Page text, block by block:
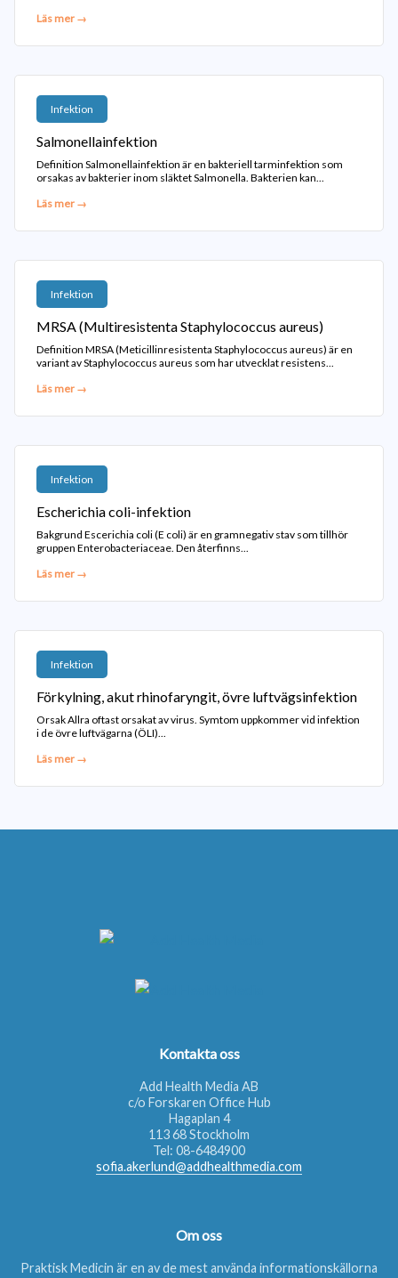
Läs mer →
Infektion
Salmonellainfektion
Definition Salmonellainfektion är en bakteriell tarminfektion som
orsakas av bakterier inom släktet Salmonella. Bakterien kan...
Läs mer →
Infektion
MRSA (Multiresistenta Staphylococcus aureus)
Definition MRSA (Meticillinresistenta Staphylococcus aureus) är en
variant av Staphylococcus aureus som har utvecklat resistens...
Läs mer →
Infektion
Escherichia coli-infektion
Bakgrund Escerichia coli (E coli) är en gramnegativ stav som tillhör
gruppen Enterobacteriaceae. Den återfinns...
Läs mer →
Infektion
Förkylning, akut rhinofaryngit, övre luftvägsinfektion
Orsak Allra oftast orsakat av virus. Symtom uppkommer vid infektion
i de övre luftvägarna (ÖLI)...
Läs mer →
Kontakta oss
Add Health Media AB
c/o Forskaren Office Hub
Hagaplan 4
113 68 Stockholm
Tel: 08-6484900
sofia.akerlund@addhealthmedia.com
Om oss
Praktisk Medicin är en av de mest använda informationskällorna